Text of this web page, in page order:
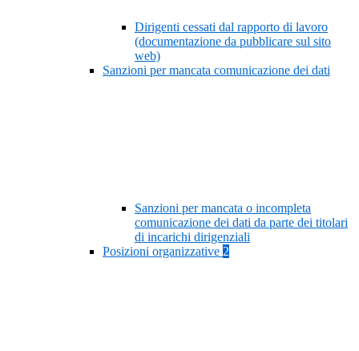
Dirigenti cessati dal rapporto di lavoro
(documentazione da pubblicare sul sito
web)
Sanzioni per mancata comunicazione dei dati
Sanzioni per mancata o incompleta
comunicazione dei dati da parte dei titolari
di incarichi dirigenziali
Posizioni organizzative 2